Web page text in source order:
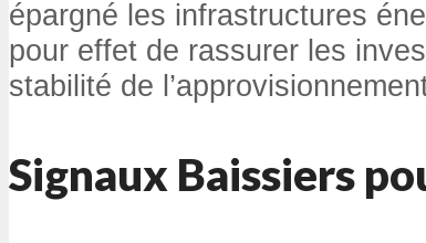
épargné les infrastructures
pour effet de rassurer les
stabilité de
Signaux Baissiers